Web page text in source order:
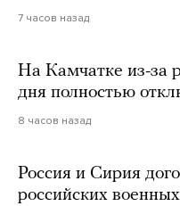
7 часов назад
На Камчатке из-за
дня полностью
8 часов назад
Россия и Сирия
российских